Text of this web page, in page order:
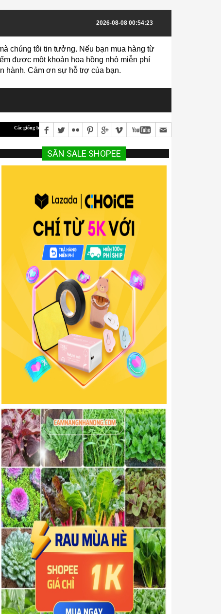
2026-08-08 00:54:23
chúng tôi tin tưởng. Nếu bạn mua hàng từ
được một khoản hoa hồng nhỏ miễn phí
hành. Cảm ơn sự hỗ trợ của bạn.
lại hiệu quả kinh tế cao Hướng dẫn Kỹ Thuật Trồng Và Chăm Sóc Cam Cho Năng Suất
SĂN SALE SHOPEE